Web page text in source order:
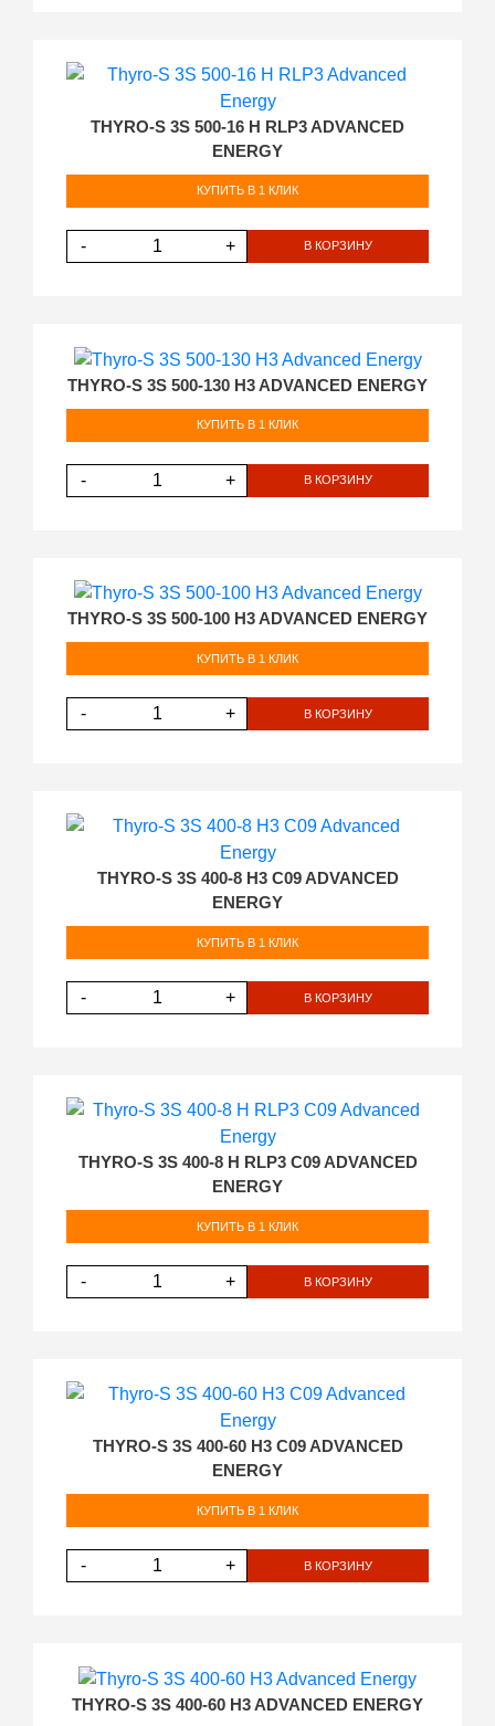
THYRO-S 3S 500-16 H RLP3 ADVANCED
ENERGY
КУПИТЬ В 1 КЛИК
- + В КОРЗИНУ
THYRO-S 3S 500-130 H3 ADVANCED ENERGY
КУПИТЬ В 1 КЛИК
- + В КОРЗИНУ
THYRO-S 3S 500-100 H3 ADVANCED ENERGY
КУПИТЬ В 1 КЛИК
- + В КОРЗИНУ
THYRO-S 3S 400-8 H3 C09 ADVANCED
ENERGY
КУПИТЬ В 1 КЛИК
- + В КОРЗИНУ
THYRO-S 3S 400-8 H RLP3 C09 ADVANCED
ENERGY
КУПИТЬ В 1 КЛИК
- + В КОРЗИНУ
THYRO-S 3S 400-60 H3 C09 ADVANCED
ENERGY
КУПИТЬ В 1 КЛИК
- + В КОРЗИНУ
THYRO-S 3S 400-60 H3 ADVANCED ENERGY